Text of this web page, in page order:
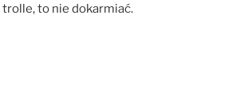
to nie dokarmiać.